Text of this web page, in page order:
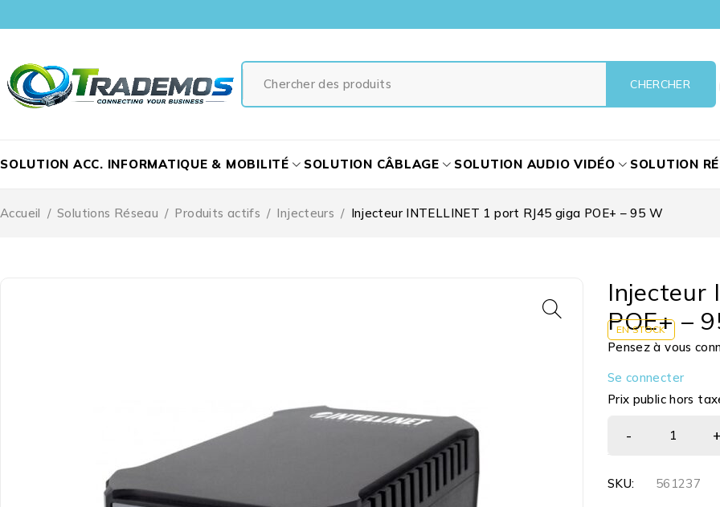
SOLUTION ACC. INFORMATIQUE & MOBILITÉ SOLUTION CÂBLAGE SOLUTION AUDIO VIDÉO SOLUTION
Accueil / Solutions Réseau / Produits actifs / Injecteurs / Injecteur INTELLINET 1 port RJ45 giga POE+ – 95 W
Injecteur
POE+ –
EN STOCK
Pensez à vous
Se connecter
Prix public hors
SKU: 561237